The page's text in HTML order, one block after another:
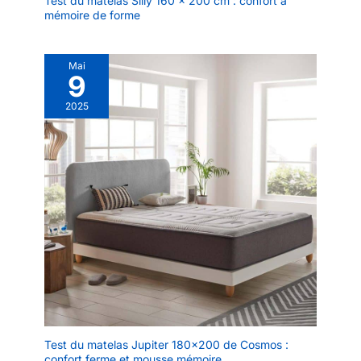
soigneusement roule
transporter.
mémoire de forme
Mai
9
2025
Test du matelas Jupiter 180×200 de Cosmos :